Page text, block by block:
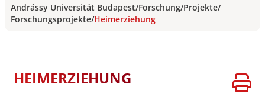
Andrássy Universität Budapest/Forschung/Projekte/
Forschungsprojekte/Heimerziehung
HEIMERZIEHUNG